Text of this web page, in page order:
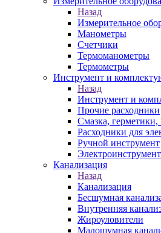
Назад
Измерительное
Манометры
Счетчики
Термоманометры
Термометры
Инструмент и
Назад
Инструмент и
Прочие расходники
Смазка, герметики,
Расходники для
Ручной инструмент
Электроинструмент
Канализация
Назад
Канализация
Бесшумная
Внутренняя
Жироуловители
Малошумная